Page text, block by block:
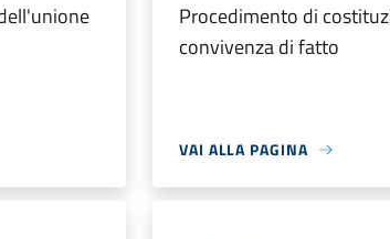
Procedimento di
convivenza di fatto
VAI ALLA PAGINA